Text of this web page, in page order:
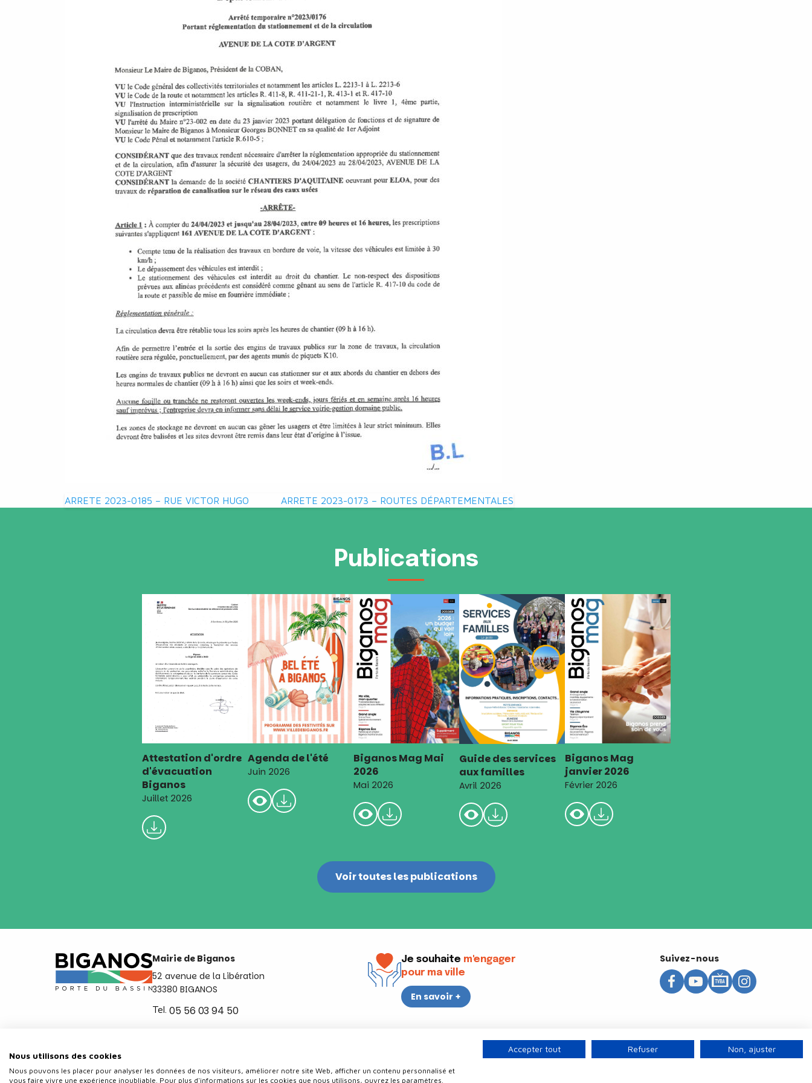
Navigation
ARRETE 2023-0185 – RUE VICTOR HUGO ARRETE 2023-0173 – ROUTES DÉPARTEMENTALES
Publications
Attestation d'ordre
d'évacuation
Biganos
Juillet 2026
Agenda de l'été
Juin 2026
Biganos Mag Mai
2026
Mai 2026
Guide des services
aux familles
Avril 2026
Biganos Mag
janvier 2026
Février 2026
Voir toutes les publications
Mairie de Biganos
52 avenue de la Libération
33380 BIGANOS
Tel. 05 56 03 94 50
Je souhaite m'engager
pour ma ville
En savoir +
Suivez-nous
ContactPolitique de confidentialitéPlan du site
Nous utilisons des cookies
Nous pouvons les placer pour analyser les données de nos visiteurs, améliorer notre site Web, afficher un contenu personnalisé et
vous faire vivre une expérience inoubliable. Pour plus d'informations sur les cookies que nous utilisons, ouvrez les paramètres.
Accepter tout Refuser Non, ajuster